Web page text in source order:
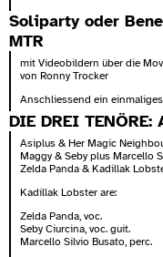
Soliparty oder
MTR
mit Videobildern über die
von Ronny Trocker
Anschliessend ein
DIE DREI
Asiplus & Her Magic
Maggy & Seby plus Marcello
Zelda Panda & Kadillak
Kadillak Lobster are:
Zelda Panda, voc.
Seby Ciurcina, voc. guit.
Marcello Silvio Busato, perc.